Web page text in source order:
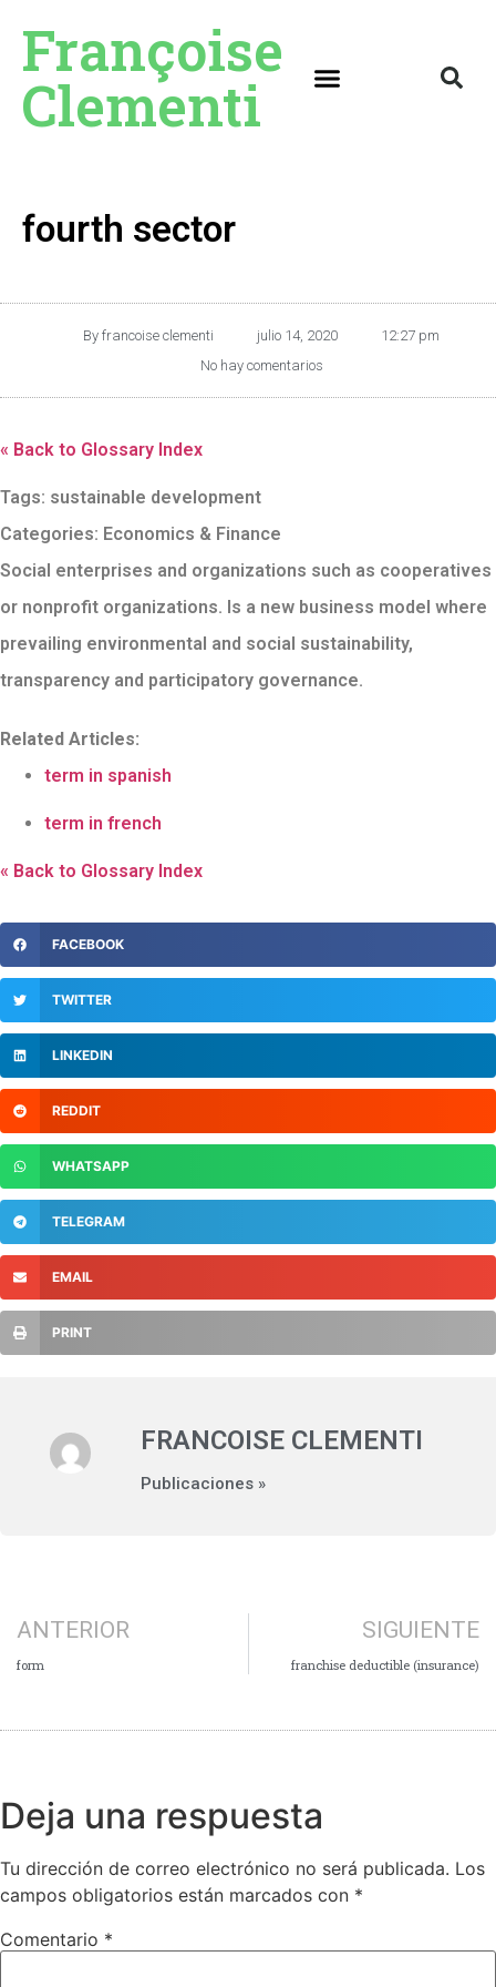
Françoise
Clementi
fourth sector
By francoise clementi julio 14, 2020
12:27 pm
No hay comentarios
« Back to Glossary Index
Tags: sustainable development
Categories: Economics & Finance
Social enterprises and organizations such as cooperatives
or nonprofit organizations. Is a new business model where
prevailing environmental and social sustainability,
transparency and participatory governance.
Related Articles:
term in spanish
term in french
« Back to Glossary Index
FACEBOOK
TWITTER
LINKEDIN
REDDIT
WHATSAPP
TELEGRAM
EMAIL
PRINT
FRANCOISE CLEMENTI
Publicaciones »
ANTERIOR
form
SIGUIENTE
franchise deductible (insurance)
Deja una respuesta
Tu dirección de correo electrónico no será publicada. Los
campos obligatorios están marcados con *
Comentario *